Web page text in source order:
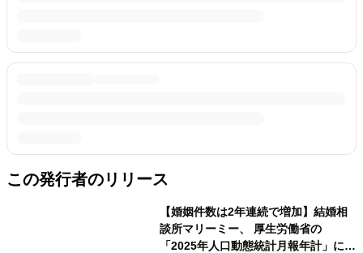
この発行者のリリース
【婚姻件数は2年連続で増加】結婚相
談所マリーミー、 厚生労働省の
「2025年人口動態統計月報年計」に関